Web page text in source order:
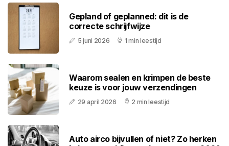
Gepland of geplanned: dit is de
correcte schrijfwijze
5 juni 2026 1 min leestijd
Waarom sealen en krimpen de beste
keuze is voor jouw verzendingen
29 april 2026 2 min leestijd
Auto airco bijvullen of niet? Zo herken